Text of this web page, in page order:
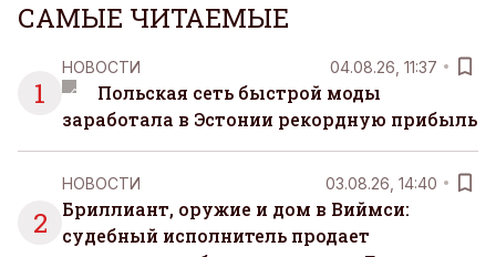
САМЫЕ ЧИТАЕМЫЕ
1
НОВОСТИ 04.08.26, 11:37
Польская сеть быстрой моды
заработала в Эстонии рекордную прибыль
2
НОВОСТИ 03.08.26, 14:40
Бриллиант, оружие и дом в Виймси:
судебный исполнитель продает